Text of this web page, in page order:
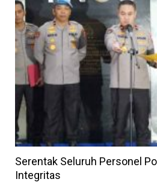
Serentak Seluruh Personel
Integritas